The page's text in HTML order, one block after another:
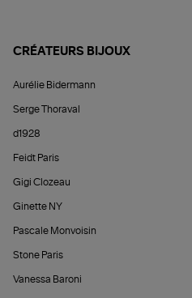
CRÉATEURS BIJOUX
Aurélie Bidermann
Serge Thoraval
d1928
Feidt Paris
Gigi Clozeau
Ginette NY
Pascale Monvoisin
Stone Paris
Vanessa Baroni